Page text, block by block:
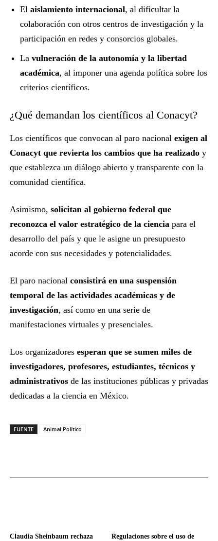
El aislamiento internacional, al dificultar la
colaboración con otros centros de investigación y la
participación en redes y consorcios globales.
La vulneración de la autonomía y la libertad
académica, al imponer una agenda política sobre los
criterios científicos.
¿Qué demandan los científicos al Conacyt?
Los científicos que convocan al paro nacional exigen al
Conacyt que revierta los cambios que ha realizado y
que establezca un diálogo abierto y transparente con la
comunidad científica.
Asimismo, solicitan al gobierno federal que
reconozca el valor estratégico de la ciencia para el
desarrollo del país y que le asigne un presupuesto
acorde con sus necesidades y potencialidades.
El paro nacional consistirá en una suspensión
temporal de las actividades académicas y de
investigación, así como en una serie de
manifestaciones virtuales y presenciales.
Los organizadores esperan que se sumen miles de
investigadores, profesores, estudiantes, técnicos y
administrativos de las instituciones públicas y privadas
dedicadas a la ciencia en México.
FUENTE Animal Político
Claudia Sheinbaum rechaza
Regulaciones sobre el uso de